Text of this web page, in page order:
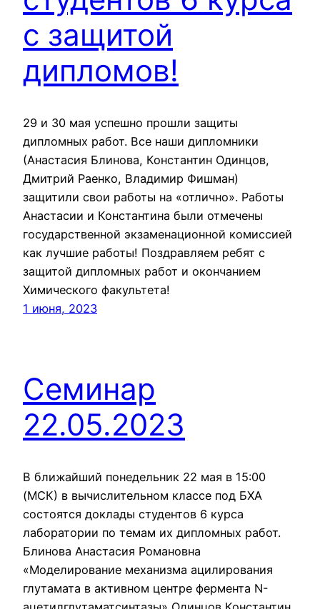
с защитой
дипломов!
29 и 30 мая успешно прошли защиты
дипломных работ. Все наши дипломники
(Анастасия Блинова, Константин Одинцов,
Дмитрий Раенко, Владимир Фишман)
защитили свои работы на «отлично». Работы
Анастасии и Константина были отмечены
государственной экзаменационной комиссией
как лучшие работы! Поздравляем ребят с
защитой дипломных работ и окончанием
Химического факультета!
1 июня, 2023
Семинар
22.05.2023
В ближайший понедельник 22 мая в 15:00
(МСК) в вычислительном классе под БХА
состоятся доклады студентов 6 курса
лаборатории по темам их дипломных работ.
Блинова Анастасия Романовна
«Моделирование механизма ацилирования
глутамата в активном центре фермента N-